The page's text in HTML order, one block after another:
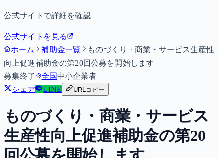
公式サイトで詳細を確認
公式サイトを見る
ホーム
補助金一覧
ものづくり・商業・サービス生産性
向上促進補助金の第20回公募を開始します
募集終了
全国 中小企業者
シェア
LINE URLコピー
ものづくり・商業・サービス
生産性向上促進補助金の第20